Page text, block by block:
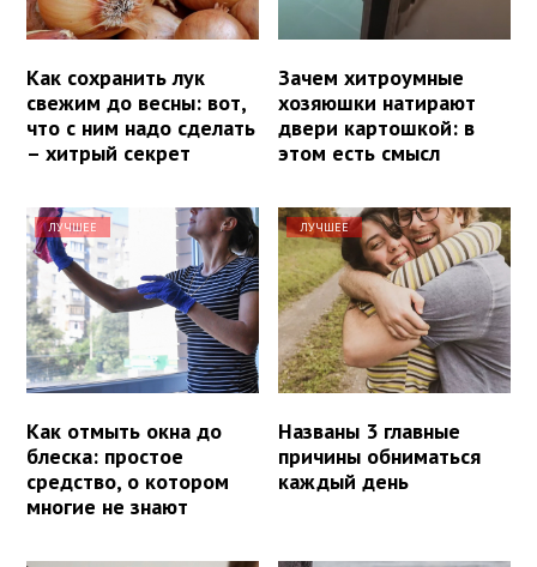
Как сохранить лук
свежим до весны: вот,
что с ним надо сделать
– хитрый секрет
Зачем хитроумные
хозяюшки натирают
двери картошкой: в
этом есть смысл
ЛУЧШЕЕ
Как отмыть окна до
блеска: простое
средство, о котором
многие не знают
ЛУЧШЕЕ
Названы 3 главные
причины обниматься
каждый день